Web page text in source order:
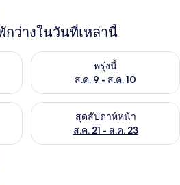
ว่างในวันที่เหล่านี้
นคืนนี้ ส.ค. 8 - ส.ค. 9พรุ่งนี้
ส.ค. 9 - ส.ค. 10
ตรวจสอบจำนวนห้องพักว่างใน
สุดสัปดาห์นี้ ส.ค. 14 - ส.ค. 16
สุดสัปดาห์หน้า
ส.ค. 21 - ส.ค. 23
ตรวจสอบจำนวนห้องพักว่างใน